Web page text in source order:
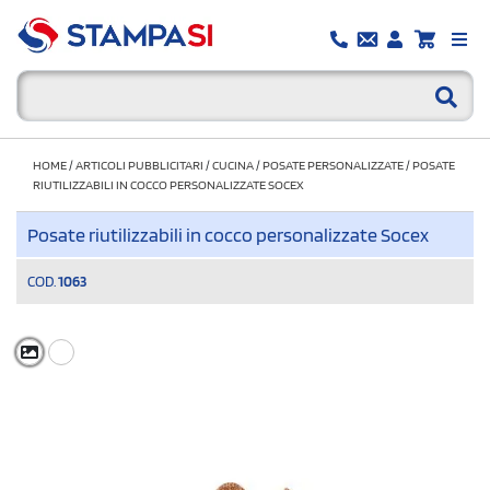
HOME/ARTICOLI PUBBLICITARI /CUCINA/POSATE PERSONALIZZATE/POSATE
RIUTILIZZABILI IN COCCO PERSONALIZZATE SOCEX
Posate riutilizzabili in cocco personalizzate Socex
COD. 1063